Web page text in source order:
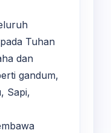
Tuhan
dan
gandum,
Sapi,